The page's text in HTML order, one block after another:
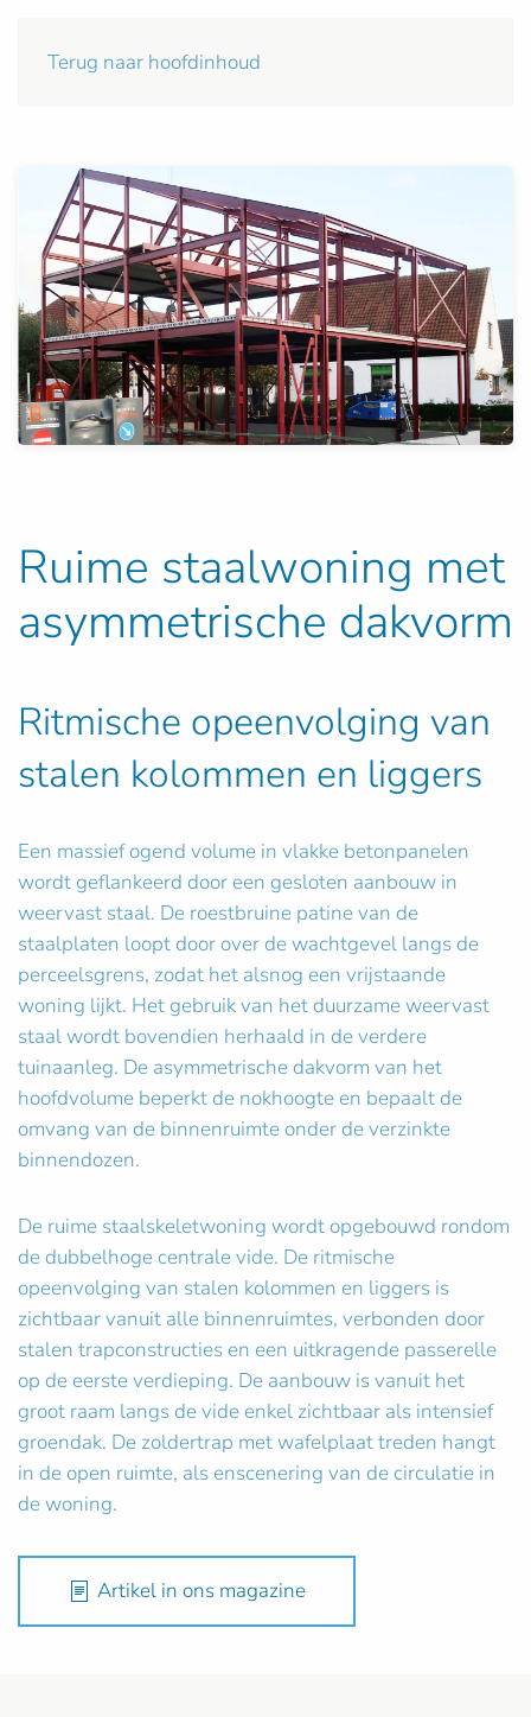
Terug naar hoofdinhoud
Ruime staalwoning met
asymmetrische dakvorm
Ritmische opeenvolging van
stalen kolommen en liggers
Een massief ogend volume in vlakke betonpanelen
wordt geflankeerd door een gesloten aanbouw in
weervast staal. De roestbruine patine van de
staalplaten loopt door over de wachtgevel langs de
perceelsgrens, zodat het alsnog een vrijstaande
woning lijkt. Het gebruik van het duurzame weervast
staal wordt bovendien herhaald in de verdere
tuinaanleg. De asymmetrische dakvorm van het
hoofdvolume beperkt de nokhoogte en bepaalt de
omvang van de binnenruimte onder de verzinkte
binnendozen.
De ruime staalskeletwoning wordt opgebouwd rondom
de dubbelhoge centrale vide. De ritmische
opeenvolging van stalen kolommen en liggers is
zichtbaar vanuit alle binnenruimtes, verbonden door
stalen trapconstructies en een uitkragende passerelle
op de eerste verdieping. De aanbouw is vanuit het
groot raam langs de vide enkel zichtbaar als intensief
groendak. De zoldertrap met wafelplaat treden hangt
in de open ruimte, als enscenering van de circulatie in
de woning.
Artikel in ons magazine